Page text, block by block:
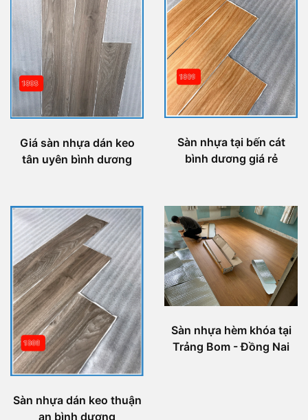
Giá sàn nhựa dán keo
tân uyên bình dương
Sàn nhựa tại bến cát
bình dương giá rẻ
Sàn nhựa dán keo thuận
an bình dương
Sàn nhựa hèm khóa tại
Trảng Bom - Đồng Nai